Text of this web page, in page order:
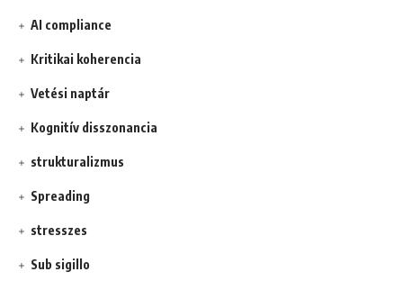
AI compliance
Kritikai koherencia
Vetési naptár
Kognitív disszonancia
strukturalizmus
Spreading
stresszes
Sub sigillo